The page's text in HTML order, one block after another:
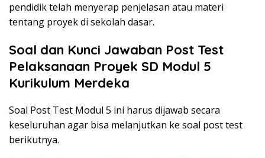
pendidik telah menyerap penjelasan atau materi
tentang proyek di sekolah dasar.
Soal dan Kunci Jawaban Post Test
Pelaksanaan Proyek SD Modul 5
Kurikulum Merdeka
Soal Post Test Modul 5 ini harus dijawab secara
keseluruhan agar bisa melanjutkan ke soal post test
berikutnya.